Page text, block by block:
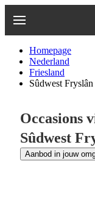
naar
Homepage
Nederland
Friesland
Sûdwest Fryslân
Occasions
Sûdwest
Aanbod in jouw